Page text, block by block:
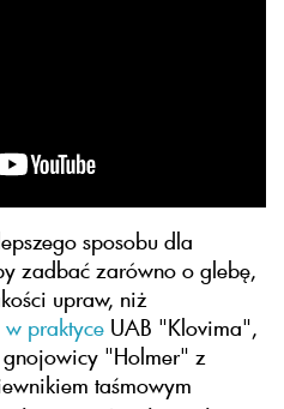
sposobu dla
zadbać zarówno o glebę,
upraw, niż
praktyce UAB "Klovima",
"Holmer" z
taśmowym